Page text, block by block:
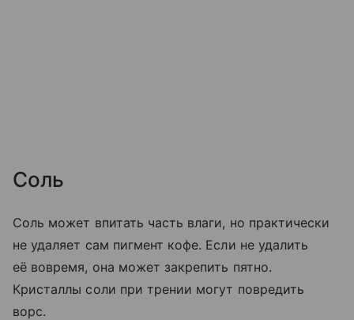
Соль
Соль может впитать часть влаги, но практически
не удаляет сам пигмент кофе. Если не удалить
её вовремя, она может закрепить пятно.
Кристаллы соли при трении могут повредить
ворс.